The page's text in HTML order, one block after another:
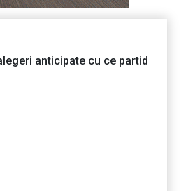
anticipate cu ce partid